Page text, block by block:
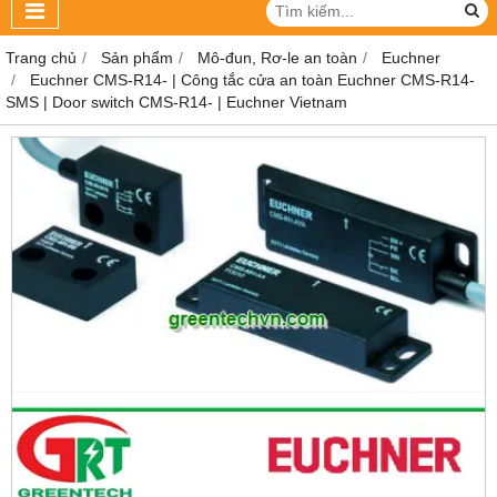
Trang chủ Sản phẩm Mô-đun, Rơ-le an toàn
Euchner
Euchner CMS-R14- | Công tắc cửa an toàn Euchner CMS-R14-
SMS | Door switch CMS-R14- | Euchner Vietnam